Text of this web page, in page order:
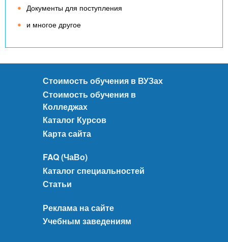
Документы для поступления
и многое другое
Стоимость обучения в ВУЗах
Стоимость обучения в
Колледжах
Каталог Курсов
Карта сайта
FAQ (ЧаВо)
Каталог специальностей
Статьи
Реклама на сайте
Учебным заведениям